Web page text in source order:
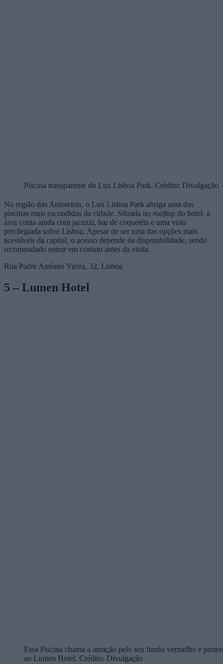
Piscina transparente do Lux Lisboa Park. Crédito: Divulgação
Na região das Amoreiras, o Lux Lisboa Park abriga uma das
piscinas mais escondidas da cidade. Situada no rooftop do hotel, a
área conta ainda com jacuzzi, bar de coquetéis e uma vista
privilegiada sobre Lisboa. Apesar de ser uma das opções mais
acessíveis da capital, o acesso depende da disponibilidade, sendo
recomendado entrar em contato antes da visita.
Rua Padre António Vieira, 32, Lisboa
5 – Lumen Hotel
Essa Piscina chama a atenção pelo seu fundo vermelho e
ao Lumen Hotel. Crédito: Divulgação